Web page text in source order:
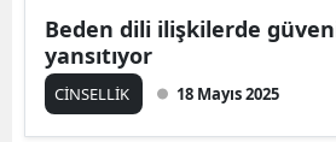
Beden dili ilişkilerde
yansıtıyor
CİNSELLİK 18 Mayıs 2025